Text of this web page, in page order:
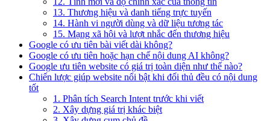
13. Thương hiệu và danh tiếng trực tuyến
14. Hành vi người dùng và dữ liệu tương tác
15. Mạng xã hội và lượt nhắc đến thương hiệu
Google có ưu tiên bài viết dài không?
Google có ưu tiên hoặc hạn chế nội dung AI không?
Google ưu tiên website có giá trị toàn diện như thế nào?
Chiến lược giúp website nổi bật khi đối thủ đều có nội dung
tốt
1. Phân tích Search Intent trước khi viết
2. Xây dựng giá trị khác biệt